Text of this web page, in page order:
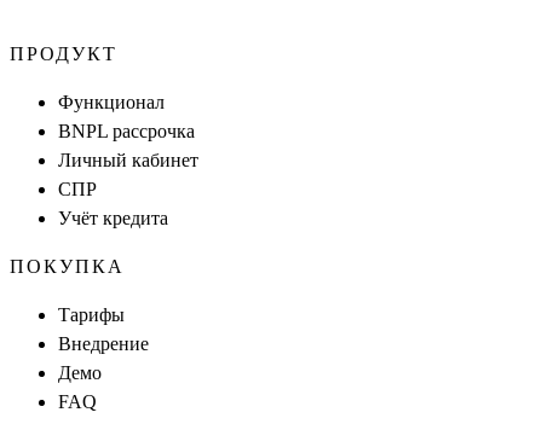
ПРОДУКТ
Функционал
BNPL рассрочка
Личный кабинет
СПР
Учёт кредита
ПОКУПКА
Тарифы
Внедрение
Демо
FAQ